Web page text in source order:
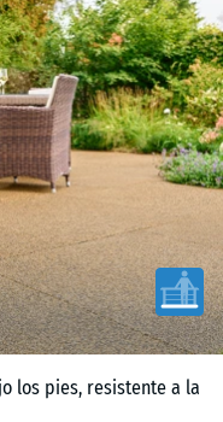
los pies, resistente a la